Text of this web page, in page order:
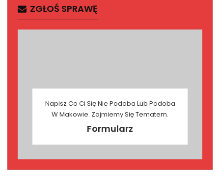
ZGŁOŚ SPRAWĘ
Napisz Co Ci Się Nie Podoba Lub Podoba
W Makowie. Zajmiemy Się Tematem.
Formularz